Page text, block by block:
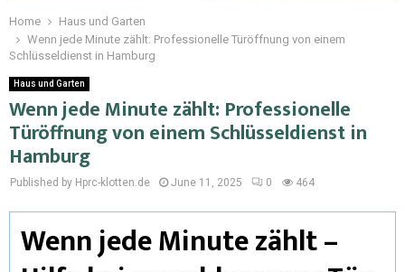
Home
Haus und Garten
Wenn jede Minute zählt: Professionelle Türöffnung von einem
Schlüsseldienst in Hamburg
Haus und Garten
Wenn jede Minute zählt: Professionelle
Türöffnung von einem Schlüsseldienst in
Hamburg
Published by Hprc-klotten.de June 11, 2025 0 464
Wenn jede Minute zählt –